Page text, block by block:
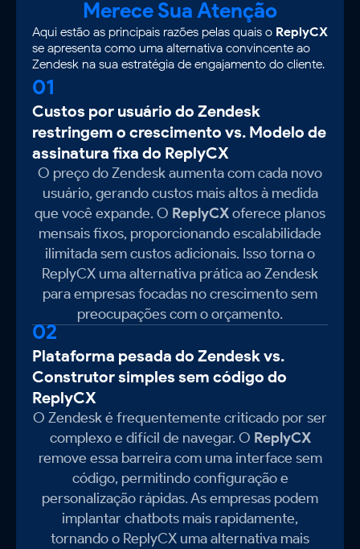
Merece Sua Atenção
Aqui estão as principais razões pelas quais o ReplyCX
se apresenta como uma alternativa convincente ao
Zendesk na sua estratégia de engajamento do cliente.
01
Custos por usuário do Zendesk
restringem o crescimento vs. Modelo de
assinatura fixa do ReplyCX
O preço do Zendesk aumenta com cada novo
usuário, gerando custos mais altos à medida
que você expande. O ReplyCXoferece planos
mensais fixos, proporcionando escalabilidade
ilimitada sem custos adicionais. Isso torna o
ReplyCX uma alternativa prática ao Zendesk
para empresas focadas no crescimento sem
preocupações com o orçamento.
02
Plataforma pesada do Zendesk vs.
Construtor simples sem código do
ReplyCX
O Zendesk é frequentemente criticado por ser
complexo e difícil de navegar. O ReplyCX
remove essa barreira com uma interface sem
código, permitindo configuração e
personalização rápidas. As empresas podem
implantar chatbots mais rapidamente,
tornando o ReplyCX uma alternativa mais